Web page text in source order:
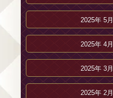
2025年 5月
2025年 4月
2025年 3月
2025年 2月